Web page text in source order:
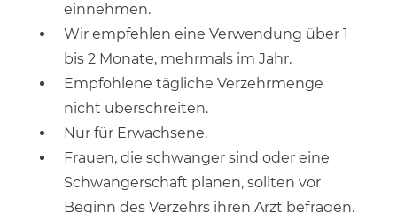
einnehmen.
Wir empfehlen eine Verwendung über 1
bis 2 Monate, mehrmals im Jahr.
Empfohlene tägliche Verzehrmenge
nicht überschreiten.
Nur für Erwachsene.
Frauen, die schwanger sind oder eine
Schwangerschaft planen, sollten vor
Beginn des Verzehrs ihren Arzt befragen.